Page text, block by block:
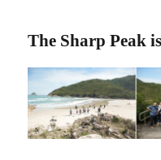
雅
的
视
The Sharp Peak